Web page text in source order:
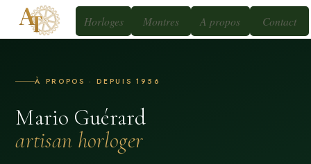
Horloges Montres A propos Contact
À PROPOS · DEPUIS 1956
Mario Guérard
artisan horloger